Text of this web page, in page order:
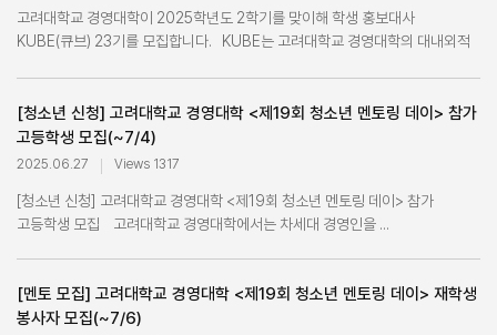
고려대학교 경영대학이 2025학년도 2학기를 맞이해 학생 홍보대사
KUBE(큐브) 23기를 모집합니다. KUBE는 고려대학교 경영대학의 대내외적
[청소년 신청] 고려대학교 경영대학 <제19회 청소년 멘토링 데이> 참가
고등학생 모집(~7/4)
2025.06.27 Views 1317
[청소년 신청] 고려대학교 경영대학 <제19회 청소년 멘토링 데이> 참가
고등학생 모집 고려대학교 경영대학에서는 차세대 경영인을 ...
[멘토 모집] 고려대학교 경영대학 <제19회 청소년 멘토링 데이> 재학생
봉사자 모집(~7/6)